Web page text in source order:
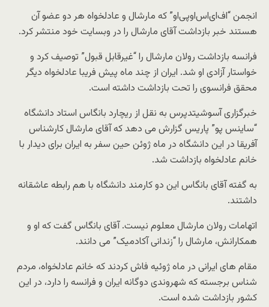
انجمن “اف‌ای‌اس‌اوپی‌او” که مارشال و عادلخواه هر دو عضو آن
هستند خبر بازداشت آقای مارشال را در وبسایت خود منتشر کرد.
فرانسه بازداشت رولان مارشال را “غیرقابل قبول” توصیف کرد و
خواستار آزادی او شد. ایران از چند ماه پیش فریبا عادلخواه دیگر
محقق فرانسوی را تحت بازداشت داشته است.
خبرگزاری آسوشیتدپرس به نقل از ریچارد بانگاس استاد دانشگاه
“ساینس پو” پاریس گزارش می دهد که آقای مارشال کارشناس
آفریقا در این دانشگاه در ماه ژوئن حین سفر به ایران برای دیدار با
خانم عادلخواه بازداشت شد.
به گفته آقای بانگاس این دو کارمند دانشگاه با هم رابطه عاشقانه
داشتند.
اتهامات رولان مارشال معلوم نیست. آقای بانگاس گفت که او و
همکارانش، مارشال را “زندانی آکادمیک” می دانند.
مقام های ایرانی در ماه ژوئیه فاش کردند که خانم عادلخواه، مردم
شناس برجسته که شهروندی دوگانه ایران و فرانسه را دارد، در این
کشور بازداشت شده است.